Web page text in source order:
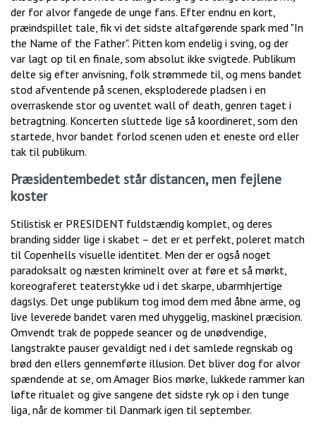
der for alvor fangede de unge fans. Efter endnu en kort,
præindspillet tale, fik vi det sidste altafgørende spark med "In
the Name of the Father". Pitten kom endelig i sving, og der
var lagt op til en finale, som absolut ikke svigtede. Publikum
delte sig efter anvisning, folk strømmede til, og mens bandet
stod afventende på scenen, eksploderede pladsen i en
overraskende stor og uventet wall of death, genren taget i
betragtning. Koncerten sluttede lige så koordineret, som den
startede, hvor bandet forlod scenen uden et eneste ord eller
tak til publikum.
Præsidentembedet står distancen, men fejlene
koster
Stilistisk er PRESIDENT fuldstændig komplet, og deres
branding sidder lige i skabet – det er et perfekt, poleret match
til Copenhells visuelle identitet. Men der er også noget
paradoksalt og næsten kriminelt over at føre et så mørkt,
koreograferet teaterstykke ud i det skarpe, ubarmhjertige
dagslys. Det unge publikum tog imod dem med åbne arme, og
live leverede bandet varen med uhyggelig, maskinel præcision.
Omvendt trak de poppede seancer og de unødvendige,
langstrakte pauser gevaldigt ned i det samlede regnskab og
brød den ellers gennemførte illusion. Det bliver dog for alvor
spændende at se, om Amager Bios mørke, lukkede rammer kan
løfte ritualet og give sangene det sidste ryk op i den tunge
liga, når de kommer til Danmark igen til september.